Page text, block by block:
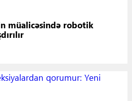
müalicəsində robotik